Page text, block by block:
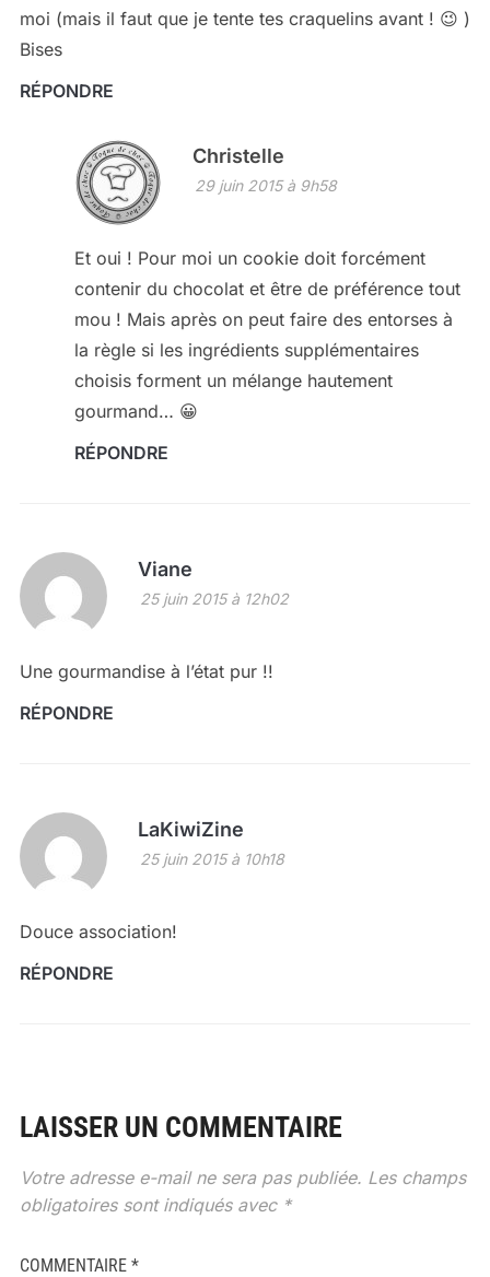
moi (mais il faut que je tente tes craquelins avant ! 😉 )
Bises
RÉPONDRE
Christelle
29 juin 2015 à 9h58
Et oui ! Pour moi un cookie doit forcément
contenir du chocolat et être de préférence tout
mou ! Mais après on peut faire des entorses à
la règle si les ingrédients supplémentaires
choisis forment un mélange hautement
gourmand… 😀
RÉPONDRE
Viane
25 juin 2015 à 12h02
Une gourmandise à l’état pur !!
RÉPONDRE
LaKiwiZine
25 juin 2015 à 10h18
Douce association!
RÉPONDRE
LAISSER UN COMMENTAIRE
Votre adresse e-mail ne sera pas publiée. Les champs
obligatoires sont indiqués avec *
COMMENTAIRE *